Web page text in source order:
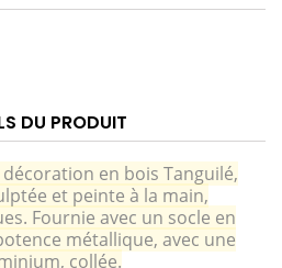
DU PRODUIT
en bois Tanguilé,
et peinte à la main,
Fournie avec un socle en
métallique, avec une
collée.